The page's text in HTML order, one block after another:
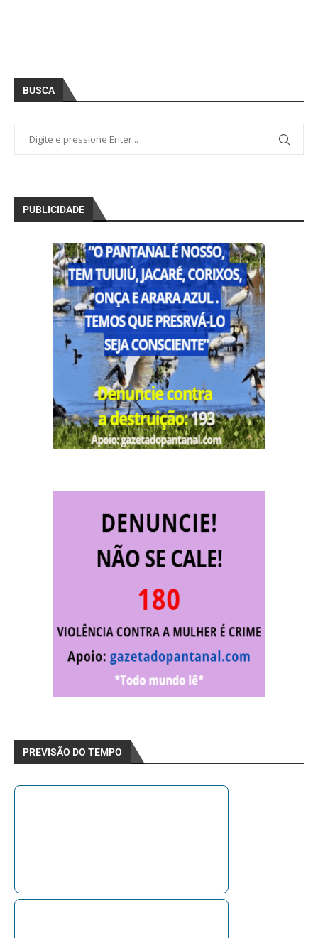
BUSCA
PUBLICIDADE
PREVISÃO DO TEMPO